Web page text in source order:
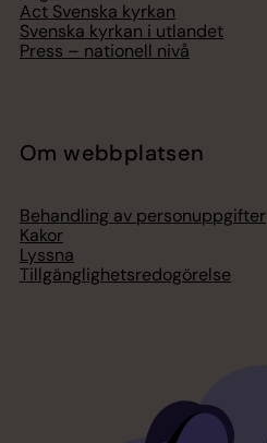
Act Svenska kyrkan
Svenska kyrkan i utlandet
Press – nationell nivå
Om webbplatsen
Behandling av personuppgifter
Kakor
Lyssna
Tillgänglighetsredogörelse